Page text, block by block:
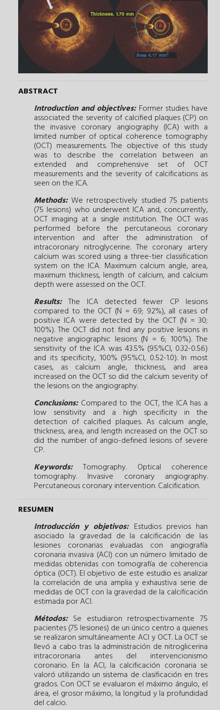
ABSTRACT
Introduction and objectives:Former studies have
associated the severity of calcified plaques (CP) on
the invasive coronary angiography (ICA) with a
limited number of optical coherence tomography
(OCT) measurements. The objective of this study
was to describe the correlation between an
extended and comprehensive set of OCT
measurements and the severity of calcifications as
seen on the ICA.
Methods:We retrospectively studied 75 patients
(75 lesions) who underwent ICA and, concurrently,
OCT imaging at a single institution. The OCT was
performed before the percutaneous coronary
intervention and after the administration of
intracoronary nitroglycerine. The coronary artery
calcium was scored using a three-tier classification
system on the ICA. Maximum calcium angle, area,
maximum thickness, length of calcium, and calcium
depth were assessed on the OCT.
Results:The ICA detected fewer CP lesions
compared to the OCT (N = 69; 92%), all cases of
positive ICA were detected by the OCT (N = 30;
100%). The OCT did not find any positive lesions in
negative angiographic lesions (N = 6; 100%). The
sensitivity of the ICA was 43.5% (95%CI, 0.32-0.56)
and its specificity, 100% (95%CI, 0.52-1.0). In most
cases, as calcium angle, thickness, and area
increased on the OCT so did the calcium severity of
the lesions on the angiography.
Conclusions:Compared to the OCT, the ICA has a
low sensitivity and a high specificity in the
detection of calcified plaques. As calcium angle,
thickness, area, and length increased on the OCT so
did the number of angio-defined lesions of severe
CP.
Keywords:
Tomography. Optical coherence
tomography. Invasive coronary angiography.
Percutaneous coronary intervention.Calcification.
RESUMEN
Introducción y objetivos:Estudios previos han
asociado la gravedad de la calcificación de las
lesiones coronarias evaluadas con angiografía
coronaria invasiva (ACI) con un número limitado de
medidas obtenidas con tomografía de coherencia
óptica (OCT). El objetivo de este estudio es analizar
la correlación de una amplia y exhaustiva serie de
medidas de OCT con la gravedad de la calcificación
estimada por ACI.
Métodos:Se estudiaron retrospectivamente 75
pacientes (75 lesiones) de un único centro a quienes
se realizaron simultáneamente ACI y OCT. La OCT se
llevó a cabo tras la administración de nitroglicerina
intracoronaria antes del intervencionismo
coronario. En la ACI, la calcificación coronaria se
valoró utilizando un sistema de clasificación en tres
grados. Con OCT se evaluaron el máximo ángulo, el
área, el grosor máximo, la longitud y la profundidad
del calcio.